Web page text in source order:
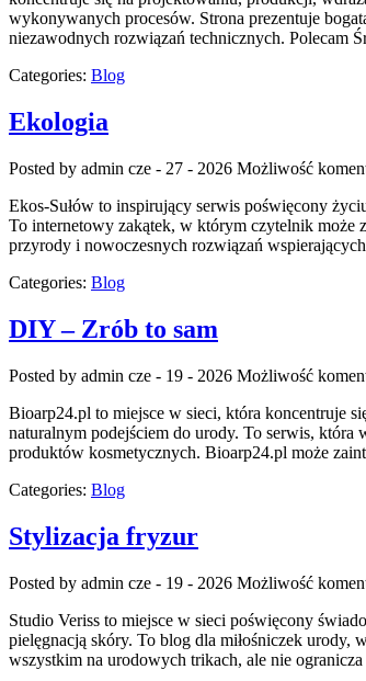
wykonywanych procesów. Strona prezentuje
niezawodnych rozwiązań technicznych.
Categories: Blog
Ekologia
Posted by admin cze - 27 - 2026 Możliwość
Ekos-Sułów to inspirujący serwis poświęcony
To internetowy zakątek, w którym czytelnik może
przyrody i nowoczesnych rozwiązań
Categories: Blog
DIY – Zrób to sam
Posted by admin cze - 19 - 2026 Możliwość
Bioarp24.pl to miejsce w sieci, która koncentruje
naturalnym podejściem do urody. To serwis,
produktów kosmetycznych. Bioarp24.pl może
Categories: Blog
Stylizacja fryzur
Posted by admin cze - 19 - 2026 Możliwość
Studio Veriss to miejsce w sieci poświęcony
pielęgnacją skóry. To blog dla miłośniczek urody,
wszystkim na urodowych trikach, ale nie